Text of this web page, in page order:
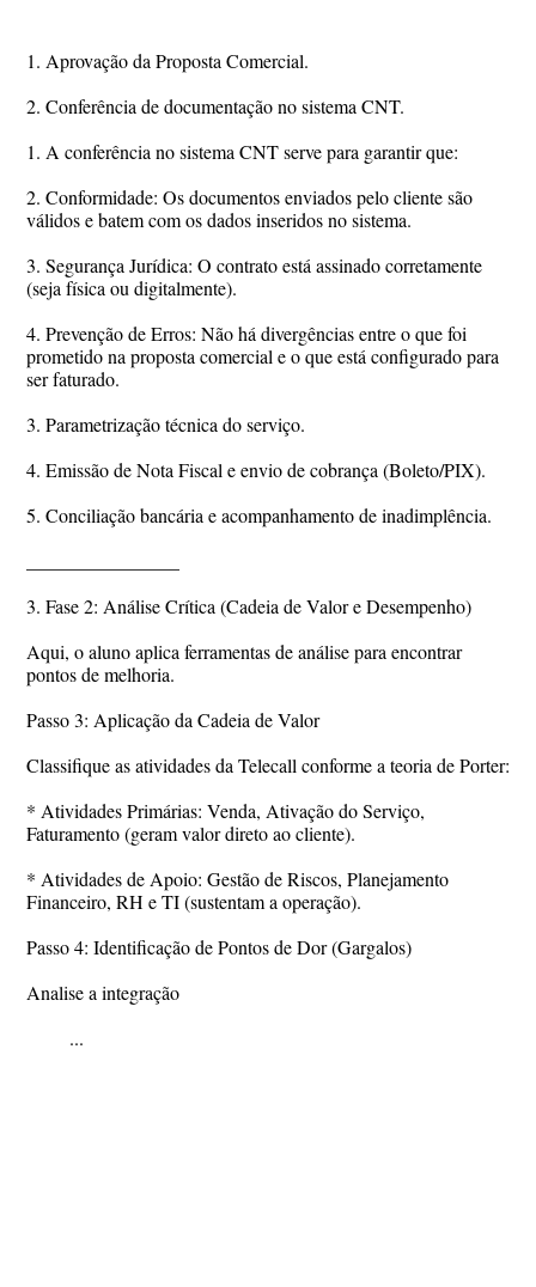
1. Aprovação da Proposta Comercial.
2. Conferência de documentação no sistema CNT.
1. A conferência no sistema CNT serve para garantir que:
2. Conformidade: Os documentos enviados pelo cliente são
válidos e batem com os dados inseridos no sistema.
3. Segurança Jurídica: O contrato está assinado corretamente
(seja física ou digitalmente).
4. Prevenção de Erros: Não há divergências entre o que foi
prometido na proposta comercial e o que está configurado para
ser faturado.
3. Parametrização técnica do serviço.
4. Emissão de Nota Fiscal e envio de cobrança (Boleto/PIX).
5. Conciliação bancária e acompanhamento de inadimplência.
3. Fase 2: Análise Crítica (Cadeia de Valor e Desempenho)
Aqui, o aluno aplica ferramentas de análise para encontrar
pontos de melhoria.
Passo 3: Aplicação da Cadeia de Valor
Classifique as atividades da Telecall conforme a teoria de Porter:
* Atividades Primárias: Venda, Ativação do Serviço,
Faturamento (geram valor direto ao cliente).
* Atividades de Apoio: Gestão de Riscos, Planejamento
Financeiro, RH e TI (sustentam a operação).
Passo 4: Identificação de Pontos de Dor (Gargalos)
Analise a integração
...